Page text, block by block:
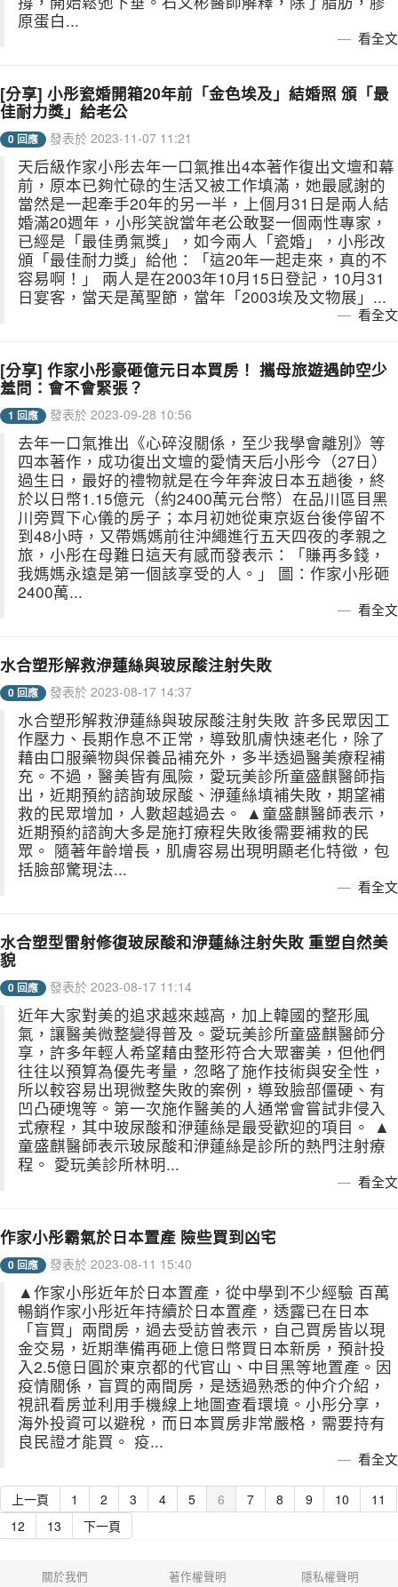
原蛋白...
看全文
[分享] 小彤瓷婚開箱20年前「金色埃及」結婚照 頒「最
佳耐力獎」給老公
0 回應 發表於 2023-11-07 11:21
天后級作家小彤去年一口氣推出4本著作復出文壇和幕
前，原本已夠忙碌的生活又被工作填滿，她最感謝的
當然是一起牽手20年的另一半，上個月31日是兩人結
婚滿20週年，小彤笑說當年老公敢娶一個兩性專家，
已經是「最佳勇氣獎」，如今兩人「瓷婚」，小彤改
頒「最佳耐力獎」給他：「這20年一起走來，真的不
容易啊！」 兩人是在2003年10月15日登記，10月31
日宴客，當天是萬聖節，當年「2003埃及文物展」...
看全文
[分享] 作家小彤豪砸億元日本買房！ 攜母旅遊遇帥空少
羞問：會不會緊張？
1 回應 發表於 2023-09-28 10:56
去年一口氣推出《心碎沒關係，至少我學會離別》等
四本著作，成功復出文壇的愛情天后小彤今（27日）
過生日，最好的禮物就是在今年奔波日本五趟後，終
於以日幣1.15億元（約2400萬元台幣）在品川區目黑
川旁買下心儀的房子；本月初她從東京返台後停留不
到48小時，又帶媽媽前往沖繩進行五天四夜的孝親之
旅，小彤在母難日這天有感而發表示：「賺再多錢，
我媽媽永遠是第一個該享受的人。」 圖：作家小彤砸
2400萬...
看全文
水合塑形解救洢蓮絲與玻尿酸注射失敗
0 回應 發表於 2023-08-17 14:37
水合塑形解救洢蓮絲與玻尿酸注射失敗 許多民眾因工
作壓力、長期作息不正常，導致肌膚快速老化，除了
藉由口服藥物與保養品補充外，多半透過醫美療程補
充。不過，醫美皆有風險，愛玩美診所童盛麒醫師指
出，近期預約諮詢玻尿酸、洢蓮絲填補失敗，期望補
救的民眾增加，人數超越過去。 ▲童盛麒醫師表示，
近期預約諮詢大多是施打療程失敗後需要補救的民
眾。 隨著年齡增長，肌膚容易出現明顯老化特徵，包
括臉部驚現法...
看全文
水合塑型雷射修復玻尿酸和洢蓮絲注射失敗 重塑自然美
貌
0 回應 發表於 2023-08-17 11:14
近年大家對美的追求越來越高，加上韓國的整形風
氣，讓醫美微整變得普及。愛玩美診所童盛麒醫師分
享，許多年輕人希望藉由整形符合大眾審美，但他們
往往以預算為優先考量，忽略了施作技術與安全性，
所以較容易出現微整失敗的案例，導致臉部僵硬、有
凹凸硬塊等。第一次施作醫美的人通常會嘗試非侵入
式療程，其中玻尿酸和洢蓮絲是最受歡迎的項目。 ▲
童盛麒醫師表示玻尿酸和洢蓮絲是診所的熱門注射療
程。 愛玩美診所林明...
看全文
作家小彤霸氣於日本置產 險些買到凶宅
0 回應 發表於 2023-08-11 15:40
▲作家小彤近年於日本置產，從中學到不少經驗 百萬
暢銷作家小彤近年持續於日本置產，透露已在日本
「盲買」兩間房，過去受訪曾表示，自己買房皆以現
金交易，近期準備再砸上億日幣買日本新房，預計投
入2.5億日圓於東京都的代官山、中目黑等地置產。因
疫情關係，盲買的兩間房，是透過熟悉的仲介介紹，
視訊看房並利用手機線上地圖查看環境。小彤分享，
海外投資可以避稅，而日本買房非常嚴格，需要持有
良民證才能買。 疫...
看全文
上一頁 1 2 3 4 5 6 7 8 9 10
11
12
13 下一頁
關於我們 著作權聲明 隱私權聲明